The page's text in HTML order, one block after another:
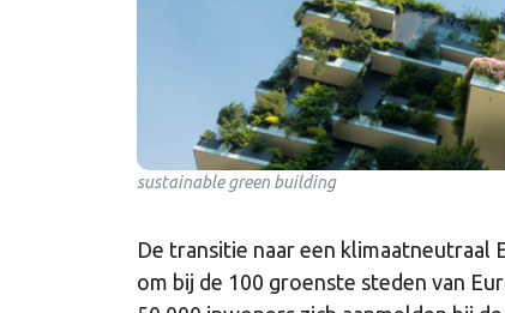
sustainable green building
De transitie naar een
om bij de 100 groenste steden van